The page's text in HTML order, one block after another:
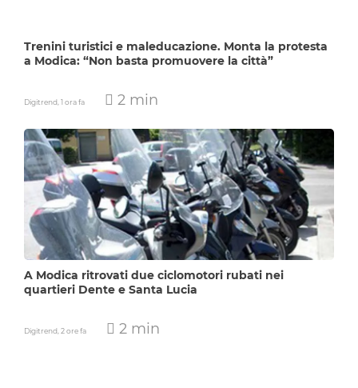
Trenini turistici e maleducazione. Monta la protesta
a Modica: “Non basta promuovere la città”
Digitrend,1 ora fa 2 min
A Modica ritrovati due ciclomotori rubati nei
quartieri Dente e Santa Lucia
Digitrend,2 ore fa 2 min